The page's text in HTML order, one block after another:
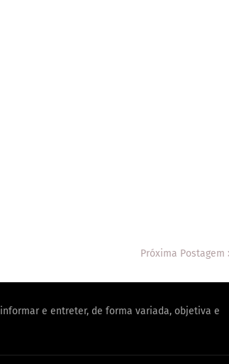
Próxima Postagem
e entreter, de forma variada, objetiva e